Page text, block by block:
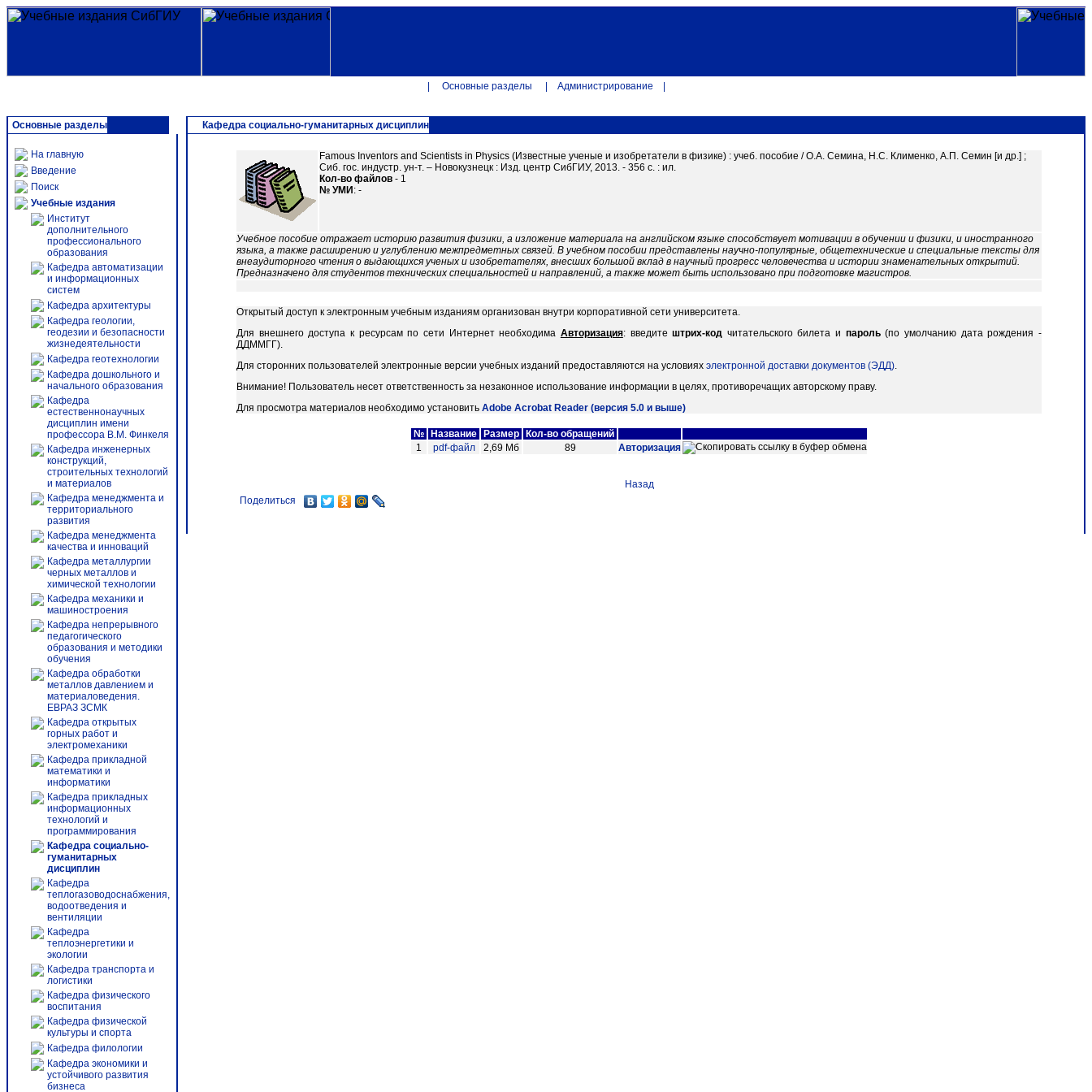
Основные разделы Администрирование
Основные разделы
На главную
Введение
Поиск
Учебные издания
Институт
дополнительного
профессионального
образования
Кафедра автоматизации
и информационных
систем
Кафедра архитектуры
Кафедра геологии,
геодезии и безопасности
жизнедеятельности
Кафедра геотехнологии
Кафедра дошкольного и
начального образования
Кафедра
естественнонаучных
дисциплин имени
профессора В.М. Финкеля
Кафедра инженерных
конструкций,
строительных технологий
и материалов
Кафедра менеджмента и
территориального
развития
Кафедра менеджмента
качества и инноваций
Кафедра металлургии
черных металлов и
химической технологии
Кафедра механики и
машиностроения
Кафедра непрерывного
педагогического
образования и методики
обучения
Кафедра обработки
металлов давлением и
материаловедения.
ЕВРАЗ ЗСМК
Кафедра открытых
горных работ и
электромеханики
Кафедра прикладной
математики и
информатики
Кафедра прикладных
информационных
технологий и
программирования
Кафедра социально-
гуманитарных
дисциплин
Кафедра
теплогазоводоснабжения,
водоотведения и
вентиляции
Кафедра
теплоэнергетики и
экологии
Кафедра транспорта и
логистики
Кафедра физического
воспитания
Кафедра физической
культуры и спорта
Кафедра филологии
Кафедра экономики и
устойчивого развития
бизнеса
Кафедра социально-гуманитарных дисциплин
Famous Inventors and Scientists in Physics (Известные ученые и изобретатели в физике) : учеб. пособие / О.А. Семина, Н.С. Клименко, А.П. Семин [и др.] ;
Сиб. гос. индустр. ун-т. – Новокузнецк : Изд. центр СибГИУ, 2013. - 356 с. : ил.
Кол-во файлов - 1
№ УМИ : -
Учебное пособие отражает историю развития физики, а изложение материала на английском языке способствует мотивации в обучении и физики, и иностранного
языка, а также расширению и углублению межпредметных связей. В учебном пособии представлены научно-популярные, общетехнические и специальные тексты для
внеаудиторного чтения о выдающихся ученых и изобретателях, внесших большой вклад в научный прогресс человечества и истории знаменательных открытий.
Предназначено для студентов технических специальностей и направлений, а также может быть использовано при подготовке магистров.
Открытый доступ к электронным учебным изданиям организован внутри корпоративной сети университета.
Для внешнего доступа к ресурсам по сети Интернет необходима Авторизация: введитештрих-код читательского билета и пароль(по умолчанию дата рождения -
ДДММГГ).
Для сторонних пользователей электронные версии учебных изданий предоставляются на условиях электронной доставки документов (ЭДД).
Внимание! Пользователь несет ответственность за незаконное использование информации в целях, противоречащих авторскому праву.
Для просмотра материалов необходимо установить Adobe Acrobat Reader (версия 5.0 и выше)
№ Название Размер
Кол-во обращений
1
pdf-файл 2,69 Мб 89 Авторизация
Назад
Поделиться